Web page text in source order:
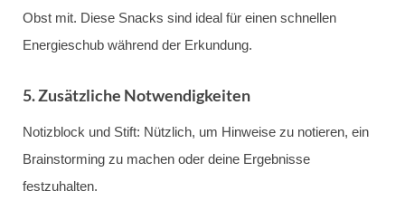
Obst mit. Diese Snacks sind ideal für einen schnellen
Energieschub während der Erkundung.
5. Zusätzliche Notwendigkeiten
Notizblock und Stift: Nützlich, um Hinweise zu notieren, ein
Brainstorming zu machen oder deine Ergebnisse
festzuhalten.